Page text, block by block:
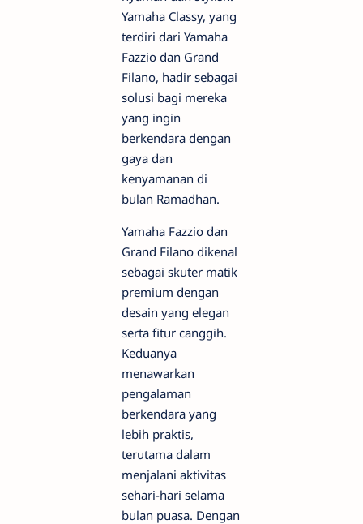
Yamaha Classy, yang
terdiri dari Yamaha
Fazzio dan Grand
Filano, hadir sebagai
solusi bagi mereka
yang ingin
berkendara dengan
gaya dan
kenyamanan di
bulan Ramadhan.
Yamaha Fazzio dan
Grand Filano dikenal
sebagai skuter matik
premium dengan
desain yang elegan
serta fitur canggih.
Keduanya
menawarkan
pengalaman
berkendara yang
lebih praktis,
terutama dalam
menjalani aktivitas
sehari-hari selama
bulan puasa. Dengan